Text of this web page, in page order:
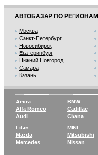
АВТОБАЗАР ПО РЕГИОНАМ
Москва
Санкт-Петербург
Новосибирск
Екатеринбург
Нижний Новгород
Самара
Казань
Acura
Alfa Romeo
Audi
BMW
Cadillac
Chana
Lifan
Mazda
Mercedes
MINI
Mitsubishi
Nissan